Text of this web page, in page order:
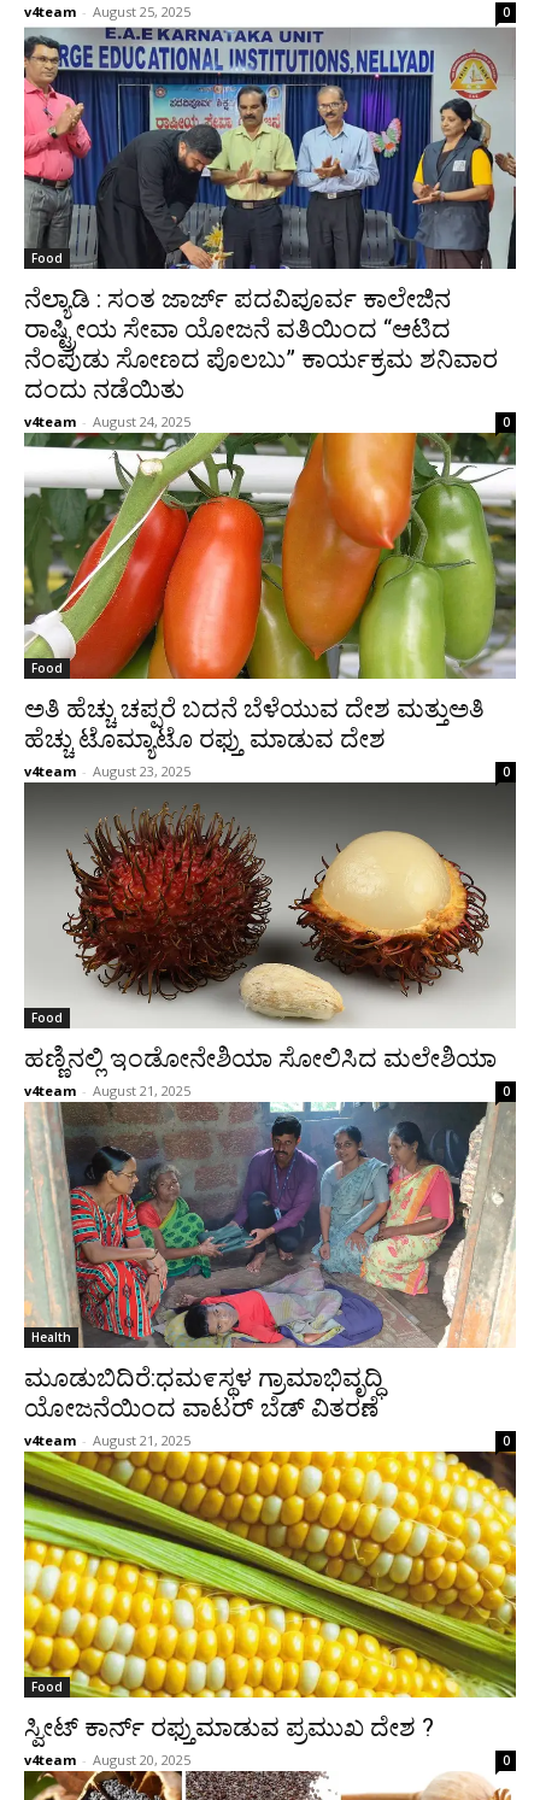
v4team - August 25, 2025 0
Food
ನೆಲ್ಯಾಡಿ : ಸಂತ ಜಾರ್ಜ್ ಪದವಿಪೂರ್ವ ಕಾಲೇಜಿನ
ರಾಷ್ಟ್ರೀಯ ಸೇವಾ ಯೋಜನೆ ವತಿಯಿಂದ “ಆಟಿದ
ನೆಂಪುಡು ಸೋಣದ ಪೊಲಬು” ಕಾರ್ಯಕ್ರಮ ಶನಿವಾರ
ದಂದು ನಡೆಯಿತು
v4team - August 24, 2025 0
Food
ಅತಿ ಹೆಚ್ಚು ಚಪ್ಪರೆ ಬದನೆ ಬೆಳೆಯುವ ದೇಶ ಮತ್ತುಅತಿ
ಹೆಚ್ಚು ಟೊಮ್ಯಾಟೊ ರಫ್ತು ಮಾಡುವ ದೇಶ
v4team - August 23, 2025 0
Food
ಹಣ್ಣಿನಲ್ಲಿ ಇಂಡೋನೇಶಿಯಾ ಸೋಲಿಸಿದ ಮಲೇಶಿಯಾ
v4team - August 21, 2025 0
Health
ಮೂಡುಬಿದಿರೆ:ಧಮ೯ಸ್ಥಳ ಗ್ರಾಮಾಭಿವೃದ್ಧಿ
ಯೋಜನೆಯಿಂದ ವಾಟರ್ ಬೆಡ್ ವಿತರಣೆ
v4team - August 21, 2025 0
Food
ಸ್ವೀಟ್ ಕಾರ್ನ್ ರಫ್ತುಮಾಡುವ ಪ್ರಮುಖ ದೇಶ ?
v4team - August 20, 2025 0